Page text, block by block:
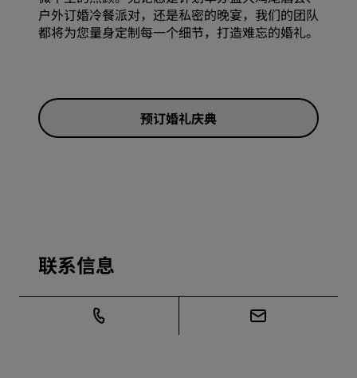
户外订婚冷餐派对，还是私密的晚宴，我们的团队
都将为您量身定制每一个细节，打造难忘的婚礼。
预订婚礼庆典
联系信息